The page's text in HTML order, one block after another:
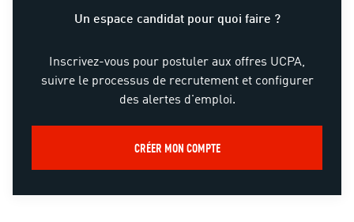
Un espace candidat pour quoi faire ?
Inscrivez-vous pour postuler aux offres UCPA,
suivre le processus de recrutement et configurer
des alertes d'emploi.
CRÉER MON COMPTE